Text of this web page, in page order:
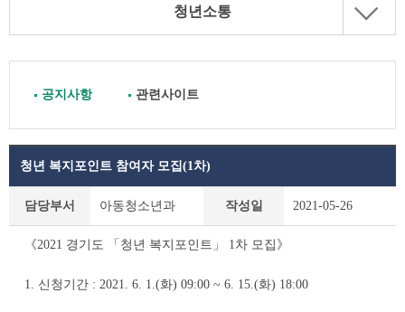
청년소통
공지사항 관련사이트
청년 복지포인트 참여자 모집(1차)
담당부서 아동청소년과 작성일 2021-05-26
《2021 경기도 「청년 복지포인트」 1차 모집》
1. 신청기간 : 2021. 6. 1.(화) 09:00 ~ 6. 15.(화) 18:00